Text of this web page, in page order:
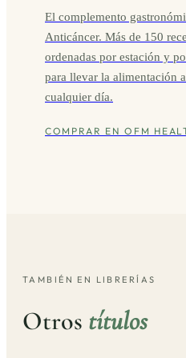
El complemento
Anticáncer. Más de 150
ordenadas por estación y
para llevar la alimentación
cualquier día.
COMPRAR EN OFM
TAMBIÉN EN LIBRERÍAS
Otros títulos